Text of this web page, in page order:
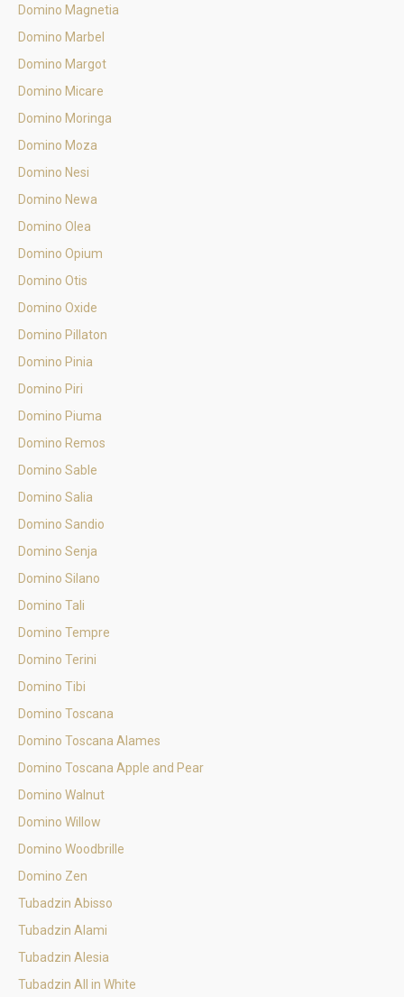
Domino Magnetia
Domino Marbel
Domino Margot
Domino Micare
Domino Moringa
Domino Moza
Domino Nesi
Domino Newa
Domino Olea
Domino Opium
Domino Otis
Domino Oxide
Domino Pillaton
Domino Pinia
Domino Piri
Domino Piuma
Domino Remos
Domino Sable
Domino Salia
Domino Sandio
Domino Senja
Domino Silano
Domino Tali
Domino Tempre
Domino Terini
Domino Tibi
Domino Toscana
Domino Toscana Alames
Domino Toscana Apple and Pear
Domino Walnut
Domino Willow
Domino Woodbrille
Domino Zen
Tubadzin Abisso
Tubadzin Alami
Tubadzin Alesia
Tubadzin All in White